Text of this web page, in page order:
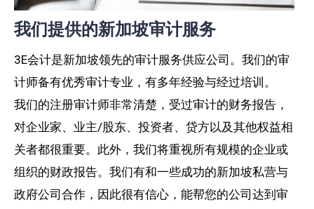
我们提供的新加坡审计服务
3E会计是新加坡领先的审计服务供应公司。我们的审
计师备有优秀审计专业，有多年经验与经过培训。
我们的注册审计师非常清楚，受过审计的财务报告，
对企业家、业主/股东、投资者、贷方以及其他权益相
关者都很重要。此外，我们将重视所有规模的企业或
组织的财政报告。我们有和一些成功的新加坡私营与
政府公司合作，因此很有信心，能帮您的公司达到审